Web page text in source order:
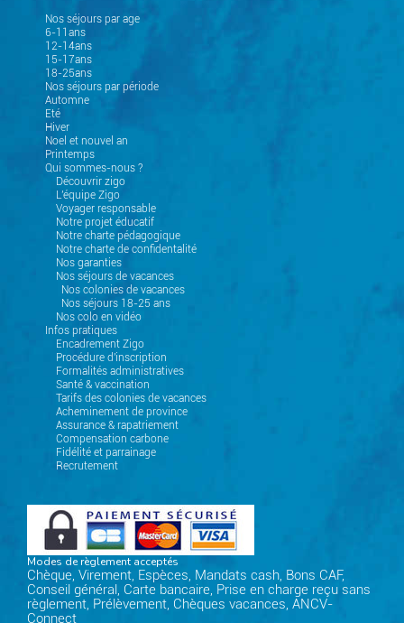
Nos séjours par age
6-11ans
12-14ans
15-17ans
18-25ans
Nos séjours par période
Automne
Eté
Hiver
Noel et nouvel an
Printemps
Qui sommes-nous ?
Découvrir zigo
L'équipe Zigo
Voyager responsable
Notre projet éducatif
Notre charte pédagogique
Notre charte de confidentalité
Nos garanties
Nos séjours de vacances
Nos colonies de vacances
Nos séjours 18-25 ans
Nos colo en vidéo
Infos pratiques
Encadrement Zigo
Procédure d'inscription
Formalités administratives
Santé & vaccination
Tarifs des colonies de vacances
Acheminement de province
Assurance & rapatriement
Compensation carbone
Fidélité et parrainage
Recrutement
Modes de règlement acceptés
Chèque, Virement, Espèces, Mandats cash, Bons CAF,
Conseil général, Carte bancaire, Prise en charge reçu sans
règlement, Prélèvement, Chèques vacances, ANCV-
Connect